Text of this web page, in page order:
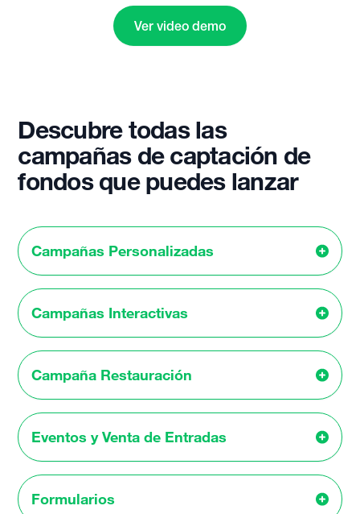
Ver video demo
Descubre todas las
campañas de captación de
fondos que puedes lanzar
Campañas Personalizadas
Campañas Interactivas
Campaña Restauración
Eventos y Venta de Entradas
Formularios